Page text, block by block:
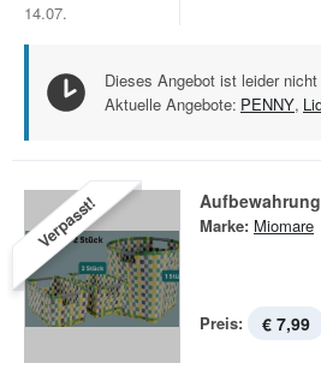
14.07.
Dieses Angebot ist leider
Aktuelle Angebote: PENNY,
Verpasst! Marke: Miomare
Preis: € 7,99